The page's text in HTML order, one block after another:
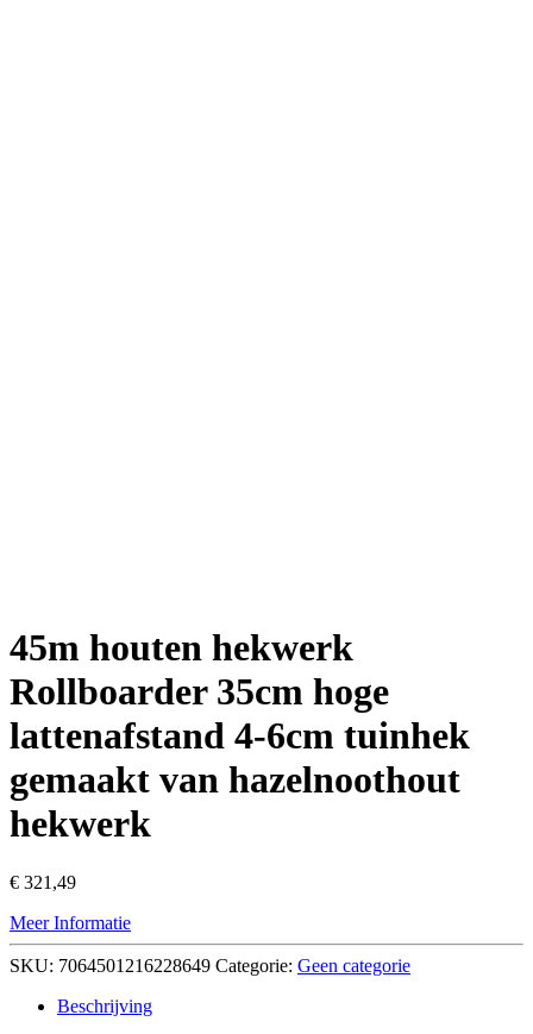
45m houten hekwerk
Rollboarder 35cm hoge
lattenafstand 4-6cm tuinhek
gemaakt van hazelnoothout
hekwerk
€ 321,49
Meer Informatie
SKU: 7064501216228649 Categorie: Geen categorie
Beschrijving